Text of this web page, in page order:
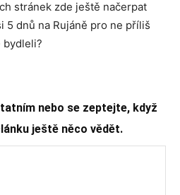
stránek zde ještě načerpat
5 dnů na Rujáně pro ne příliš
bydleli?
nebo se zeptejte, když
ještě něco vědět.